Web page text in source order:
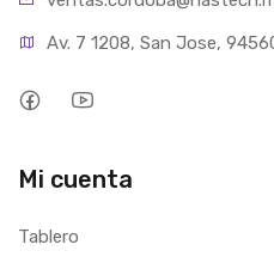
Av. 7 1208, San Jose,
Mi cuenta
Tablero